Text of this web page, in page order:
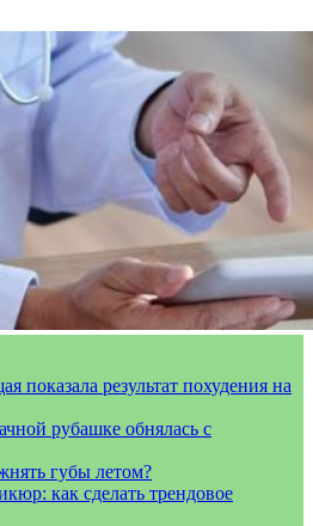
показала результат похудения на
рубашке обнялась с
губы летом?
как сделать трендовое